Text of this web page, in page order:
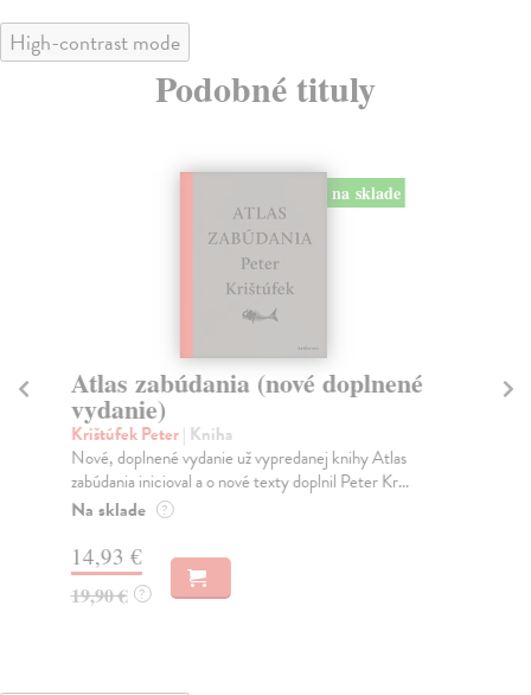
High-contrast mode
Podobné tituly
na sklade
Atlas zabúdania (nové doplnené
vydanie)
Krištúfek Peter| Kniha
Nové, doplnené vydanie už vypredanej knihy Atlas
zabúdania inicioval a o nové texty doplnil Peter Kr...
Na sklade ?
14,93 €
19,90 € ?